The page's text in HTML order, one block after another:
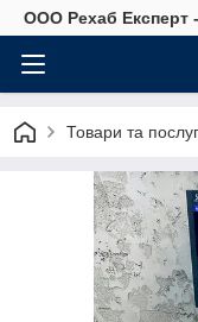
OOO Рехаб Експерт
Товари та